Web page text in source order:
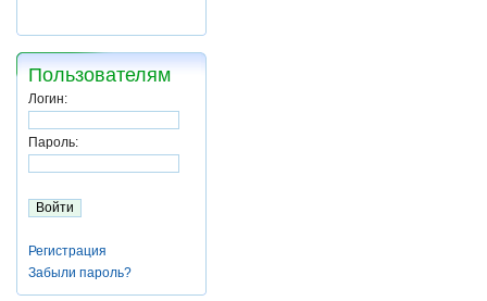
Пользователям
Логин:
Пароль:
Регистрация
Забыли пароль?